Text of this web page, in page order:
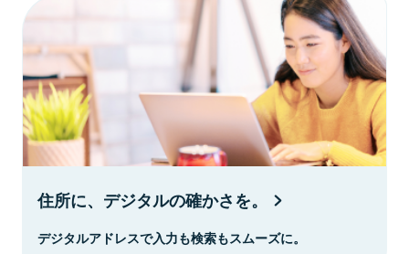
住所に、デジタルの確かさを。
デジタルアドレスで入力も検索もスムーズに。